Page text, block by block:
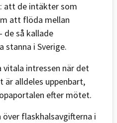
att de intäkter som
att flöda mellan
de så kallade
stanna i Sverige.
vitala intressen när det
är alldeles uppenbart,
efter mötet.
flaskhalsavgifterna i